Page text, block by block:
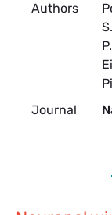
Authors
Journal